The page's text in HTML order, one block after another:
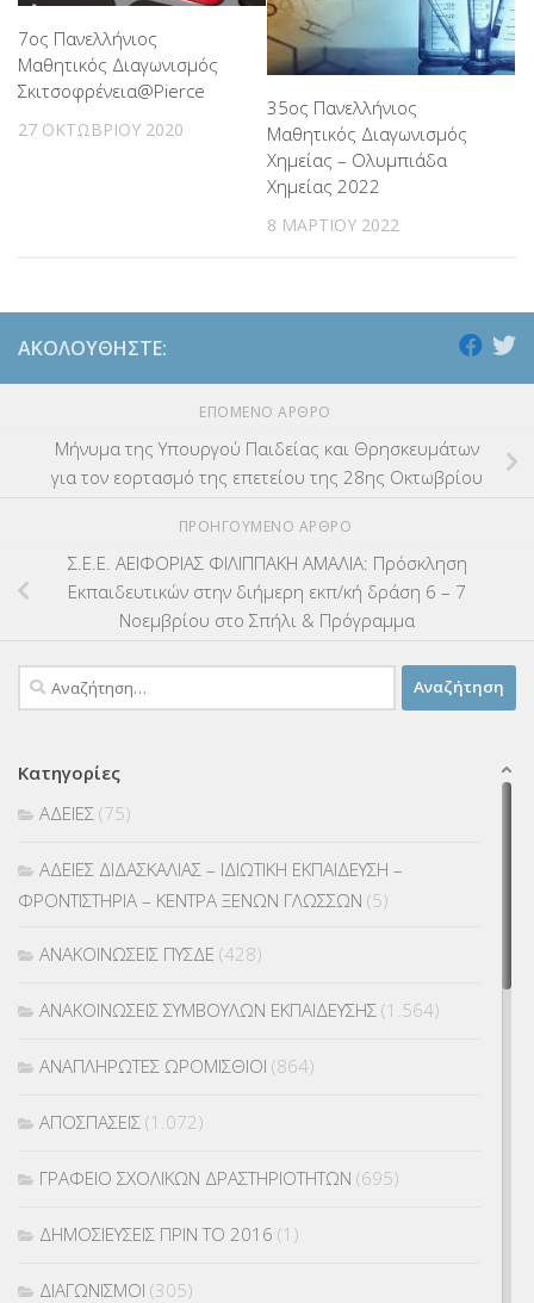
7ος Πανελλήνιος
Μαθητικός Διαγωνισμός
Σκιτσοφρένεια@Pierce
27 ΟΚΤΩΒΡΊΟΥ 2020
35ος Πανελλήνιος
Μαθητικός Διαγωνισμός
Χημείας – Ολυμπιάδα
Χημείας 2022
8 ΜΑΡΤΊΟΥ 2022
ΑΚΟΛΟΥΘΉΣΤΕ:
ΕΠΌΜΕΝΟ ΆΡΘΡΟ
Μήνυμα της Υπουργού Παιδείας και Θρησκευμάτων
για τον εορτασμό της επετείου της 28ης Οκτωβρίου
ΠΡΟΗΓΟΎΜΕΝΟ ΆΡΘΡΟ
Σ.Ε.Ε. ΑΕΙΦΟΡΙΑΣ ΦΙΛΙΠΠΑΚΗ ΑΜΑΛΙΑ: Πρόσκληση
Εκπαιδευτικών στην διήμερη εκπ/κή δράση 6 – 7
Νοεμβρίου στο Σπήλι & Πρόγραμμα
Αναζήτηση
για:
Κατηγορίες
ΑΔΕΙΕΣ (75)
ΑΔΕΙΕΣ ΔΙΔΑΣΚΑΛΙΑΣ – ΙΔΙΩΤΙΚΗ ΕΚΠΑΙΔΕΥΣΗ –
ΦΡΟΝΤΙΣΤΗΡΙΑ – ΚΕΝΤΡΑ ΞΕΝΩΝ ΓΛΩΣΣΩΝ (5)
ΑΝΑΚΟΙΝΩΣΕΙΣ ΠΥΣΔΕ (428)
ΑΝΑΚΟΙΝΩΣΕΙΣ ΣΥΜΒΟΥΛΩΝ ΕΚΠΑΙΔΕΥΣΗΣ (1.564)
ΑΝΑΠΛΗΡΩΤΕΣ ΩΡΟΜΙΣΘΙΟΙ (864)
ΑΠΟΣΠΑΣΕΙΣ (1.072)
ΓΡΑΦΕΙΟ ΣΧΟΛΙΚΩΝ ΔΡΑΣΤΗΡΙΟΤΗΤΩΝ (695)
ΔΗΜΟΣΙΕΥΣΕΙΣ ΠΡΙΝ ΤΟ 2016 (1)
ΔΙΑΓΩΝΙΣΜΟΙ (305)